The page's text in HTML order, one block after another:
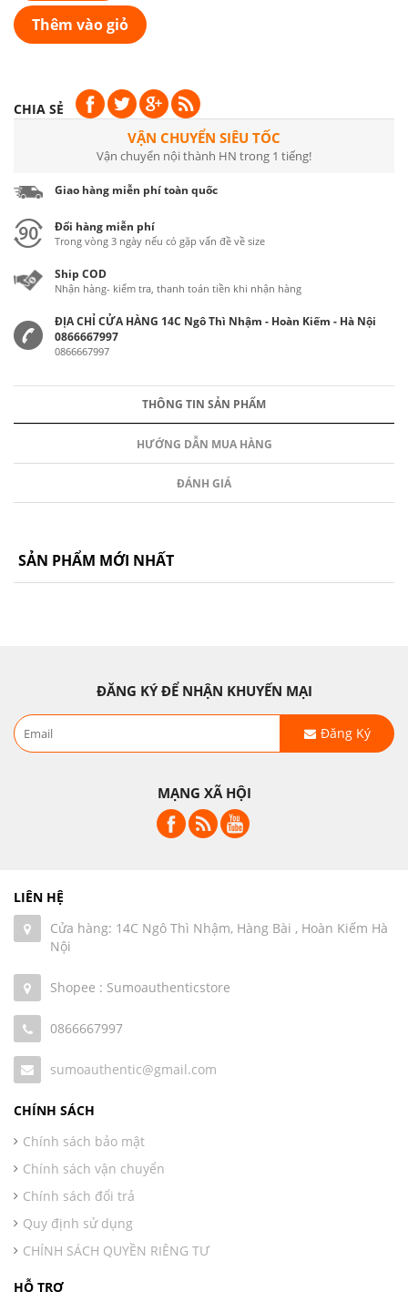
Thêm vào giỏ
CHIA SẺ
VẬN CHUYỂN SIÊU TỐC
Vận chuyển nội thành HN trong 1 tiếng!
Giao hàng miễn phí toàn quốc
Đổi hàng miễn phí
Trong vòng 3 ngày nếu có gặp vấn đề về size
Ship COD
Nhận hàng- kiểm tra, thanh toán tiền khi nhận hàng
ĐỊA CHỈ CỬA HÀNG 14C Ngô Thì Nhậm - Hoàn Kiếm - Hà Nội
0866667997
0866667997
THÔNG TIN SẢN PHẨM
HƯỚNG DẪN MUA HÀNG
ĐÁNH GIÁ
SẢN PHẨM MỚI NHẤT
ĐĂNG KÝ ĐỂ NHẬN KHUYẾN MẠI
Đăng Ký
MẠNG XÃ HỘI
LIÊN HỆ
Cửa hàng: 14C Ngô Thì Nhậm, Hàng Bài , Hoàn Kiếm Hà
Nội
Shopee : Sumoauthenticstore
0866667997
sumoauthentic@gmail.com
CHÍNH SÁCH
Chính sách bảo mật
Chính sách vận chuyển
Chính sách đổi trả
Quy định sử dụng
CHÍNH SÁCH QUYỀN RIÊNG TƯ
HỖ TRỢ